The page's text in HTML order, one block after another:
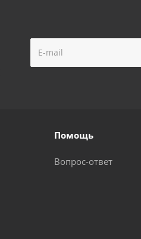
Помощь
Вопрос-ответ